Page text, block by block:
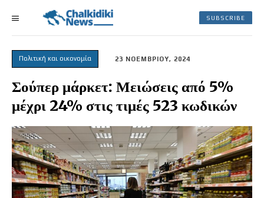
SUBSCRIBE
Πολιτική και οικονομία 23 ΝΟΕΜΒΡΙΟΥ, 2024
Σούπερ μάρκετ: Μειώσεις από 5%
μέχρι 24% στις τιμές 523 κωδικών